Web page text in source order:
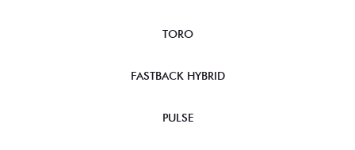
TORO
FASTBACK HYBRID
PULSE